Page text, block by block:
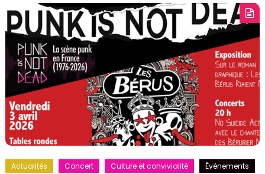
Actualités Concert Culture et convivialité
Événements